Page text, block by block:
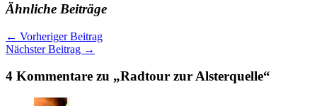
Ähnliche Beiträge
← Vorheriger Beitrag
Nächster Beitrag →
4 Kommentare zu „Radtour zur Alsterquelle“